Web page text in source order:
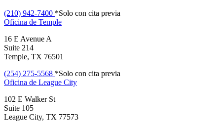
(210) 942-7400 *Solo con cita previa
Oficina de Temple
16 E Avenue A
Suite 214
Temple, TX 76501
(254) 275-5568 *Solo con cita previa
Oficina de League City
102 E Walker St
Suite 105
League City, TX 77573